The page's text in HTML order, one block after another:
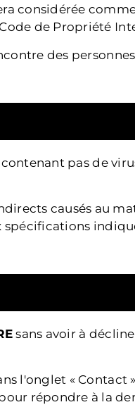
considérée
de Propriété
des
pas de
causés au
sans avoir à
l'onglet « Contact
répondre à la